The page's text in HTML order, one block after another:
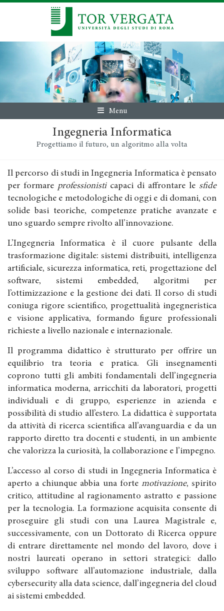
Menu
Ingegneria Informatica
Progettiamo il futuro, un algoritmo alla volta
Il percorso di studi in Ingegneria Informatica è pensato
per formare professionisticapaci di affrontare le sfide
tecnologiche e metodologiche di oggi e di domani, con
solide basi teoriche, competenze pratiche avanzate e
uno sguardo sempre rivolto all’innovazione.
L’Ingegneria Informatica è il cuore pulsante della
trasformazione digitale: sistemi distribuiti, intelligenza
artificiale, sicurezza informatica, reti, progettazione del
software, sistemi embedded, algoritmi per
l’ottimizzazione e la gestione dei dati. Il corso di studi
coniuga rigore scientifico, progettualità ingegneristica
e visione applicativa, formando figure professionali
richieste a livello nazionale e internazionale.
Il programma didattico è strutturato per offrire un
equilibrio tra teoria e pratica. Gli insegnamenti
coprono tutti gli ambiti fondamentali dell’ingegneria
informatica moderna, arricchiti da laboratori, progetti
individuali e di gruppo, esperienze in azienda e
possibilità di studio all’estero. La didattica è supportata
da attività di ricerca scientifica all’avanguardia e da un
rapporto diretto tra docenti e studenti, in un ambiente
che valorizza la curiosità, la collaborazione e l’impegno.
L’accesso al corso di studi in Ingegneria Informatica è
aperto a chiunque abbia una forte motivazione, spirito
critico, attitudine al ragionamento astratto e passione
per la tecnologia. La formazione acquisita consente di
proseguire gli studi con una Laurea Magistrale e,
successivamente, con un Dottorato di Ricerca oppure
di entrare direttamente nel mondo del lavoro, dove i
nostri laureati operano in settori strategici: dallo
sviluppo software all’automazione industriale, dalla
cybersecurity alla data science, dall’ingegneria del cloud
ai sistemi embedded.